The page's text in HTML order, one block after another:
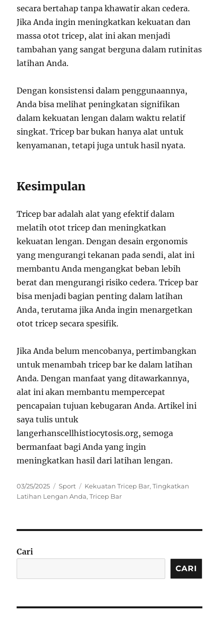
secara bertahap tanpa khawatir akan cedera.
Jika Anda ingin meningkatkan kekuatan dan
massa otot tricep, alat ini akan menjadi
tambahan yang sangat berguna dalam rutinitas
latihan Anda.
Dengan konsistensi dalam penggunaannya,
Anda bisa melihat peningkatan signifikan
dalam kekuatan lengan dalam waktu relatif
singkat. Tricep bar bukan hanya alat untuk
kenyamanan, tetapi juga untuk hasil nyata.
Kesimpulan
Tricep bar adalah alat yang efektif dalam
melatih otot tricep dan meningkatkan
kekuatan lengan. Dengan desain ergonomis
yang mengurangi tekanan pada sendi, alat ini
membantu Anda mengangkat beban lebih
berat dan mengurangi risiko cedera. Tricep bar
bisa menjadi bagian penting dalam latihan
Anda, terutama jika Anda ingin menargetkan
otot tricep secara spesifik.
Jika Anda belum mencobanya, pertimbangkan
untuk menambah tricep bar ke dalam latihan
Anda. Dengan manfaat yang ditawarkannya,
alat ini akan membantu mempercepat
pencapaian tujuan kebugaran Anda. Artikel ini
saya tulis untuk
langerhanscellhistiocytosis.org, semoga
bermanfaat bagi Anda yang ingin
meningkatkan hasil dari latihan lengan.
Posted
on
03/25/2025 Categories
Sport Tags
Kekuatan Tricep Bar,Tingkatkan
Latihan Lengan Anda,Tricep Bar
Cari
CARI